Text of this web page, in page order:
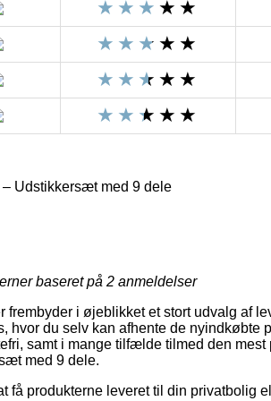
Udstikkersæt med 9 dele
baseret på 2 anmeldelser
frembyder i øjeblikket et stort udvalg af
hvor du selv kan afhente de nyindkøbte
samt i mange tilfælde tilmed den mest
med 9 dele.
få produkterne leveret til din privatbolig